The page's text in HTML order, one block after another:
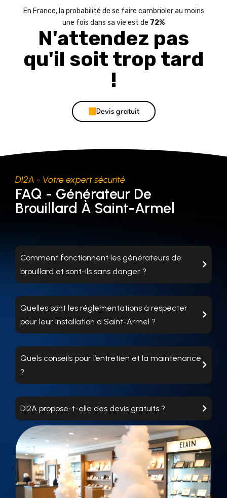
En France, la probabilité de se faire cambrioler au moins
une fois dans sa vie est de 72%
N'attendez pas
qu'il soit trop tard
!
Devis gratuit
DI2A - Votre expert sécurité
FAQ - Générateur De
Brouillard À Saint-Armel
Comment fonctionnent les générateurs de
brouillard et sont-ils sans danger ?
Quelles sont les réglementations à respecter
pour leur installation à Saint-Armel ?
Quels conseils pour l’entretien et la maintenance
?
DI2A propose-t-elle des devis gratuits ?